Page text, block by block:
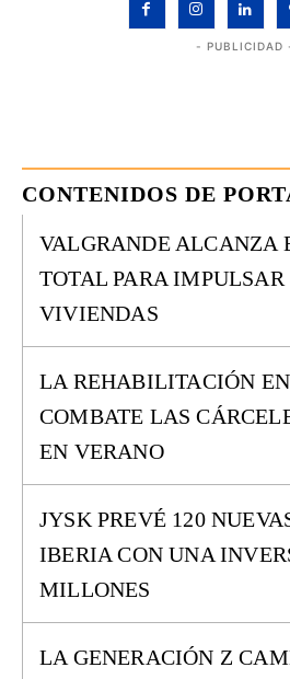
- PUBLICIDAD
CONTENIDOS DE
VALGRANDE ALCANZA
TOTAL PARA IMPULSAR
VIVIENDAS
LA REHABILITACIÓN
COMBATE LAS
EN VERANO
JYSK PREVÉ 120
IBERIA CON UNA
MILLONES
LA GENERACIÓN Z